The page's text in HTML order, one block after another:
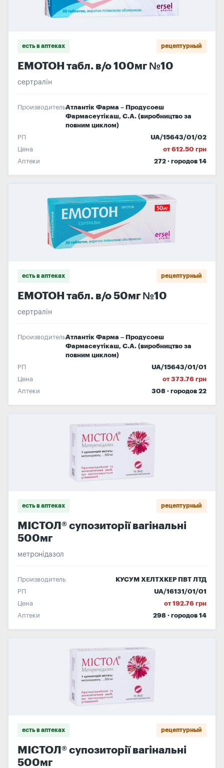
есть в аптеках рецептурный
ЕМОТОН табл. в/о 100мг №10
сертралін
ПроизводительАтлантік Фарма – Продусоеш
Фармасеутікаш, С.А. (виробництво за
повним циклом)
РП
UA/15643/01/02
Цена
от 612.50 грн
Аптеки
272 · городов 14
есть в аптеках рецептурный
ЕМОТОН табл. в/о 50мг №10
сертралін
ПроизводительАтлантік Фарма – Продусоеш
Фармасеутікаш, С.А. (виробництво за
повним циклом)
РП
UA/15643/01/01
Цена
от 373.76 грн
Аптеки
308 · городов 22
есть в аптеках рецептурный
МІСТОЛ® супозиторії вагінальні
500мг
метронідазол
Производитель
КУСУМ ХЕЛТХКЕР ПВТ ЛТД
РП
UA/16131/01/01
Цена
от 192.76 грн
Аптеки
298 · городов 14
есть в аптеках рецептурный
МІСТОЛ® супозиторії вагінальні
500мг